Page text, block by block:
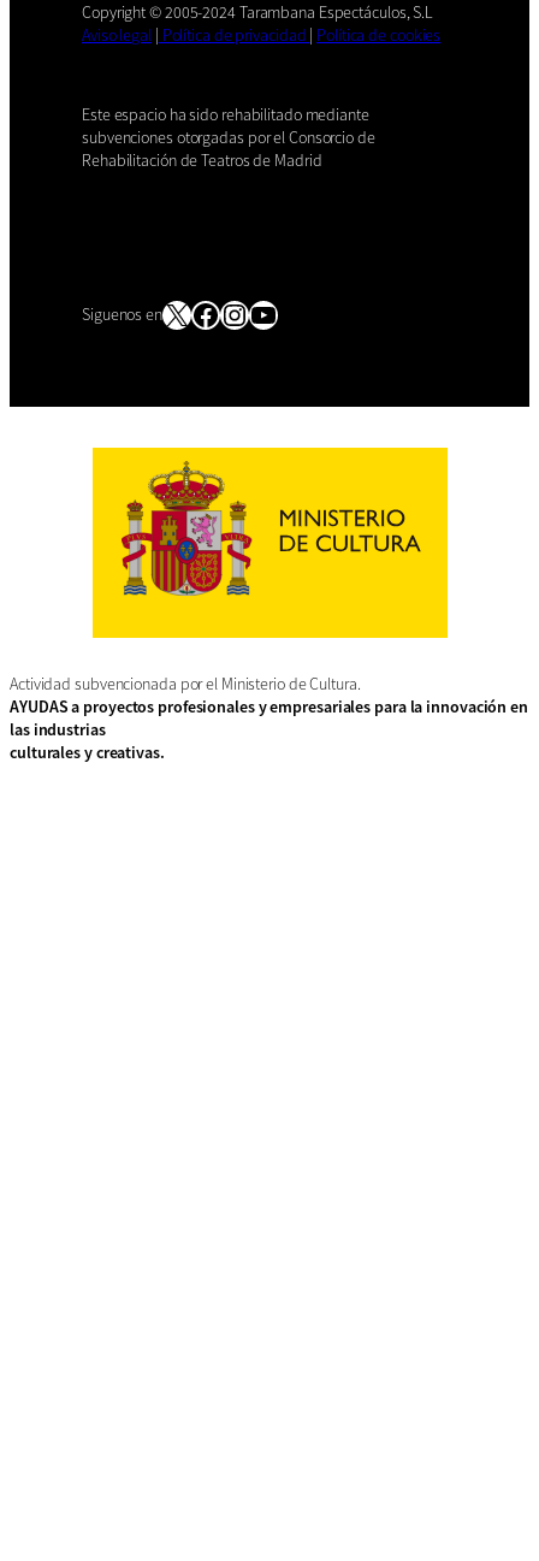
Copyright © 2005-2024 Tarambana Espectáculos, S.L
Aviso legal| Política de privacidad Política de cookies
Este espacio ha sido rehabilitado mediante
subvenciones otorgadas por el Consorcio de
Rehabilitación de Teatros de Madrid
Siguenos enX Facebook InstagramYouTube
Actividad subvencionada por el Ministerio de Cultura.
AYUDAS a proyectos profesionales y empresariales para la innovación en
las industrias
culturales y creativas.